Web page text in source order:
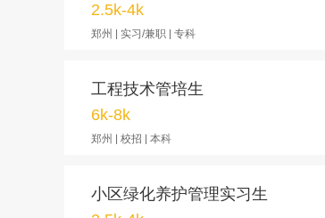
2.5k-4k
郑州 | 实习/兼职 | 专科
工程技术管培生
6k-8k
郑州 | 校招 | 本科
小区绿化养护管理实习生